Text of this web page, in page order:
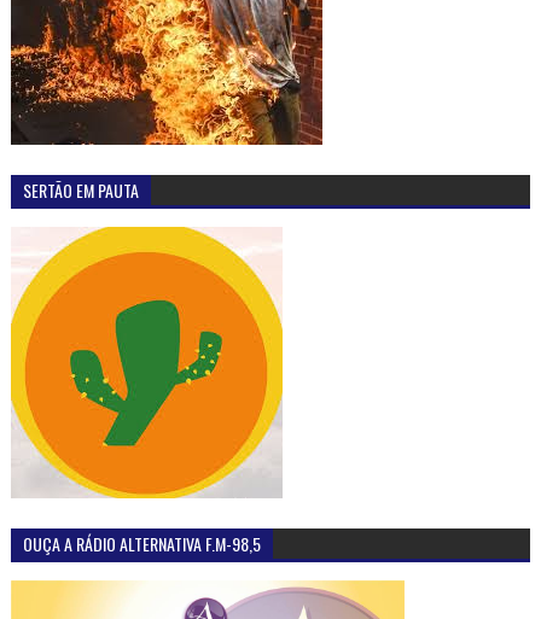
SERTÃO EM PAUTA
OUÇA A RÁDIO ALTERNATIVA F.M-98,5